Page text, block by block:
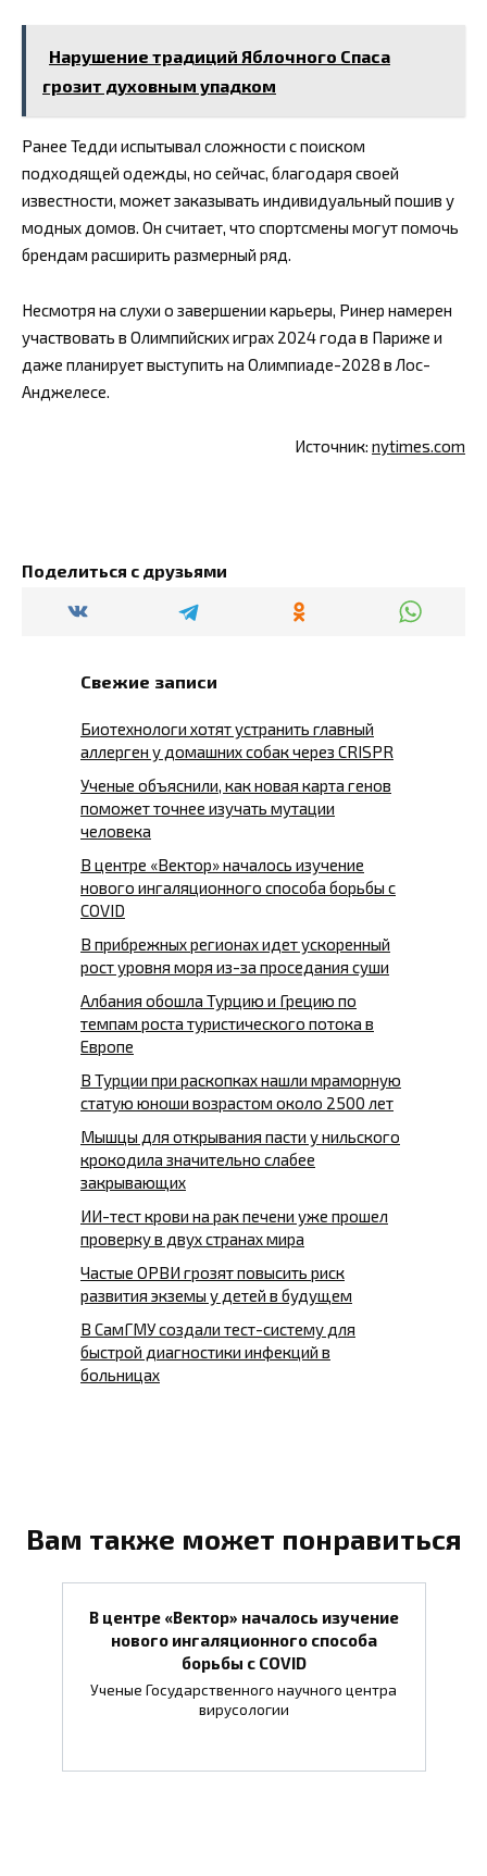
Нарушение традиций Яблочного Спаса
грозит духовным упадком
Ранее Тедди испытывал сложности с поиском
подходящей одежды, но сейчас, благодаря своей
известности, может заказывать индивидуальный пошив у
модных домов. Он считает, что спортсмены могут помочь
брендам расширить размерный ряд.
Несмотря на слухи о завершении карьеры, Ринер намерен
участвовать в Олимпийских играх 2024 года в Париже и
даже планирует выступить на Олимпиаде-2028 в Лос-
Анджелесе.
Источник: nytimes.com
Поделиться с друзьями
Свежие записи
Биотехнологи хотят устранить главный
аллерген у домашних собак через CRISPR
Ученые объяснили, как новая карта генов
поможет точнее изучать мутации
человека
В центре «Вектор» началось изучение
нового ингаляционного способа борьбы с
COVID
В прибрежных регионах идет ускоренный
рост уровня моря из-за проседания суши
Албания обошла Турцию и Грецию по
темпам роста туристического потока в
Европе
В Турции при раскопках нашли мраморную
статую юноши возрастом около 2500 лет
Мышцы для открывания пасти у нильского
крокодила значительно слабее
закрывающих
ИИ-тест крови на рак печени уже прошел
проверку в двух странах мира
Частые ОРВИ грозят повысить риск
развития экземы у детей в будущем
В СамГМУ создали тест-систему для
быстрой диагностики инфекций в
больницах
Вам также может понравиться
В центре «Вектор» началось изучение
нового ингаляционного способа
борьбы с COVID
Ученые Государственного научного центра
вирусологии